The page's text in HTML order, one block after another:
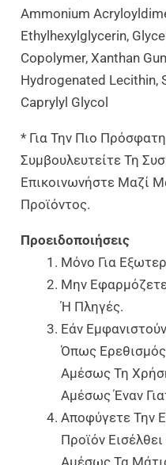
Ammonium
Ethylhexylglycerin,
Copolymer, Xanthan
Hydrogenated Lecithin,
Caprylyl Glycol
* Για Την Πιο
Συμβουλευτείτε Τη
Επικοινωνήστε Μαζί
Προϊόντος.
Προειδοποιήσεις
Μόνο Για
Μην
Ή Πληγές.
Εάν
Όπως
Αμέσως Τη
Αμέσως Έναν
Αποφύγετε Την
Προϊόν
Αμέσως Τα